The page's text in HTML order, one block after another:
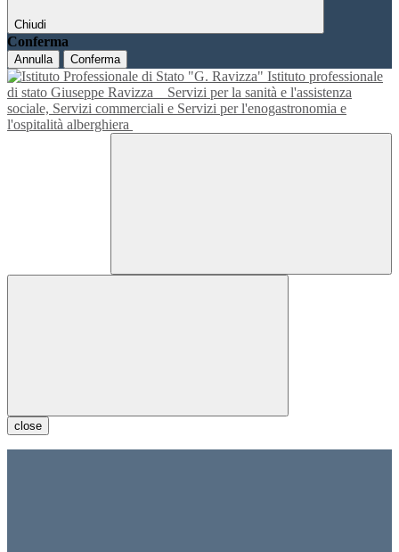
Chiudi
Conferma
Annulla Conferma
Istituto professionale
di stato Giuseppe Ravizza
Servizi per la sanità e l'assistenza
sociale, Servizi commerciali e Servizi per l'enogastronomia e
l'ospitalità alberghiera
close